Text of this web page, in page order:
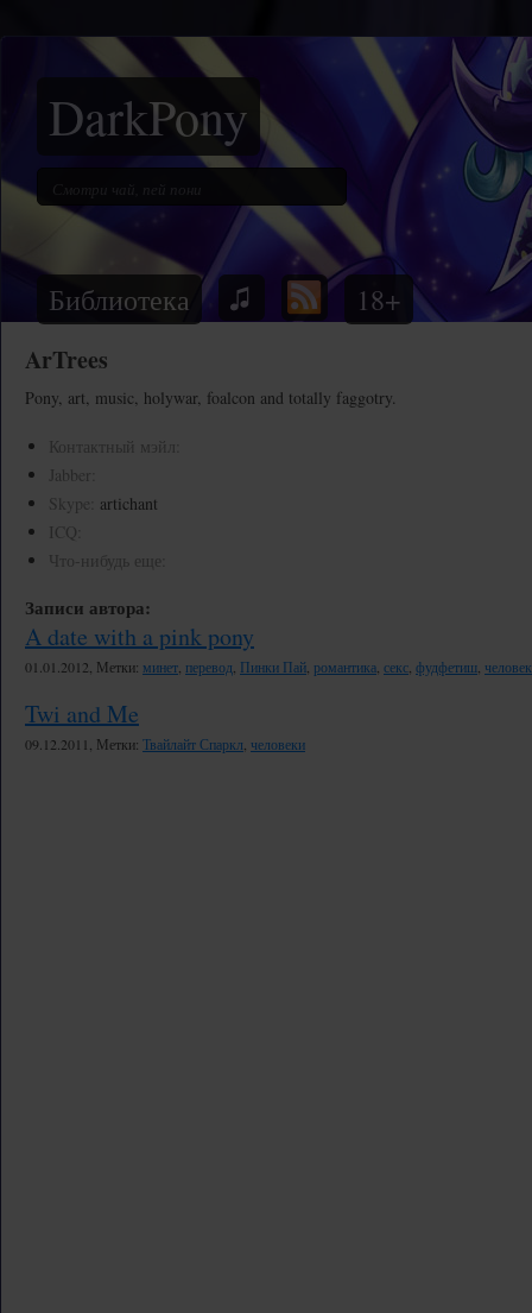
DarkPony
Библиотека 18+
ArTrees
Pony, art, music, holywar, foalcon and totally faggotry.
Контактный мэйл:
Jabber:
Skype:
artichant
ICQ:
Что-нибудь еще:
Записи автора:
A date with a pink pony
01.01.2012, Метки: минет перевод Пинки Пай романтика секс фудфетиш
Twi and Me
09.12.2011, Метки: Твайлайт Спаркл человеки